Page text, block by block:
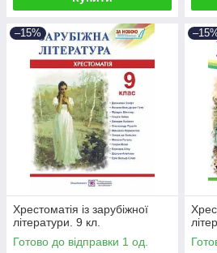
–15%
Хрестоматія із зарубіжної
літератури. 9 кл.
Готово до відправки 1 од.